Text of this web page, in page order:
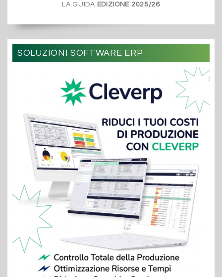
LA GUIDA EDIZIONE 2025/26
SOLUZIONI SOFTWARE ERP